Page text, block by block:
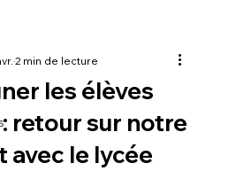
les élèves
retour sur notre
le lycée
2 min de lecture